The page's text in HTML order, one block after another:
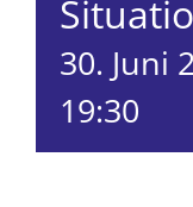
30. Juni
19:30